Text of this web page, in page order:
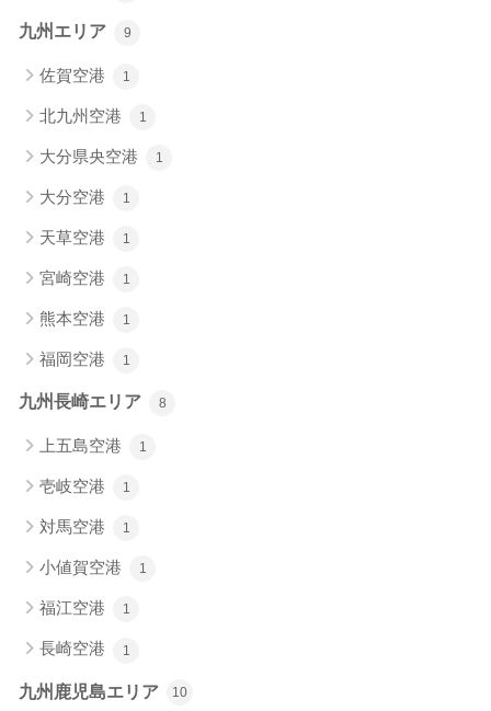
九州エリア 9
佐賀空港 1
北九州空港 1
大分県央空港 1
大分空港 1
天草空港 1
宮崎空港 1
熊本空港 1
福岡空港 1
九州長崎エリア 8
上五島空港 1
壱岐空港 1
対馬空港 1
小値賀空港 1
福江空港 1
長崎空港 1
九州鹿児島エリア 10